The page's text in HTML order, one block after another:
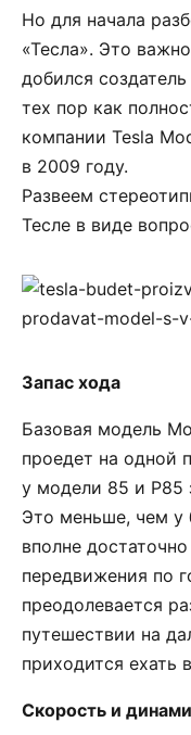
Но для начала
«Тесла». Это
добился
тех пор как
компании Tesla
в 2009 году.
Развеем
Тесле в виде
Запас хода
Базовая модель
проедет на одной
у модели 85 и P85
Это меньше, чем у
вполне
передвижения по
преодолевается
путешествии на
приходится ехать
Скорость и